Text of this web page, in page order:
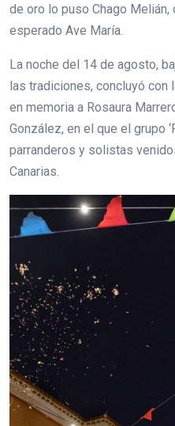
de oro lo puso Chago
esperado Ave María.
La noche del 14 de agosto,
las tradiciones, concluyó con
en memoria a Rosaura
González, en el que el grupo
parranderos y solistas
Canarias.